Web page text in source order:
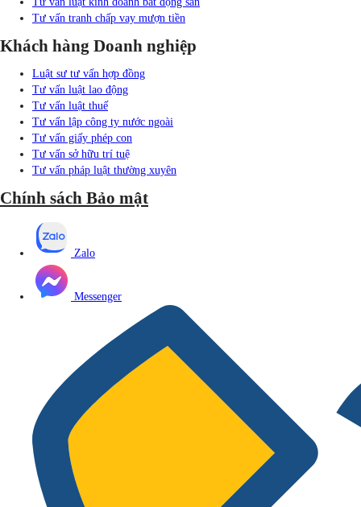
Tư vấn tranh chấp vay mượn tiền
Khách hàng Doanh nghiệp
Luật sư tư vấn hợp đồng
Tư vấn luật lao động
Tư vấn luật thuế
Tư vấn lập công ty nước ngoài
Tư vấn giấy phép con
Tư vấn sở hữu trí tuệ
Tư vấn pháp luật thường xuyên
Chính sách Bảo mật
Zalo
Messenger